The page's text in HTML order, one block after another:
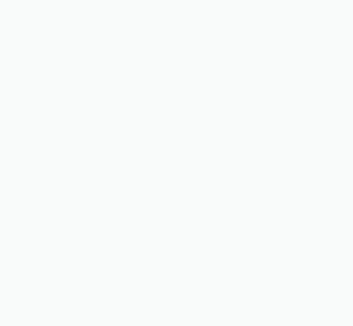
im Curriculum,
Breite vielleicht am
mit den Begriffen
oder „strategy
werden kann, nur
Rolle. Den fehlenden
des originären
des Controllings
und Kollegen